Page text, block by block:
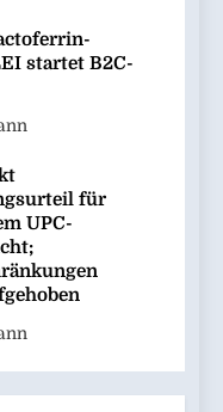
startet B2C-
für
UPC-